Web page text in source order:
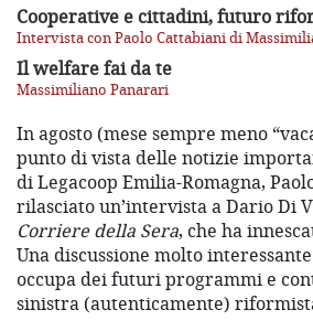
Cooperative e cittadini, futuro
Intervista con Paolo Cattabiani di
Il welfare fai da te
Massimiliano Panarari
In agosto (mese sempre meno
punto di vista delle notizie
di Legacoop Emilia-Romagna,
rilasciato un’intervista a Dario Di
Corriere della Sera, che ha
Una discussione molto
occupa dei futuri programmi e
sinistra (autenticamente)